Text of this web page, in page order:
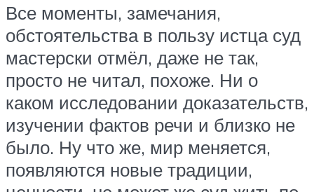
Все моменты, замечания,
обстоятельства в пользу истца суд
мастерски отмёл, даже не так,
просто не читал, похоже. Ни о
каком исследовании доказательств,
изучении фактов речи и близко не
было. Ну что же, мир меняется,
появляются новые традиции,